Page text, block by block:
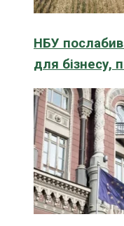
НБУ
для бізнесу,